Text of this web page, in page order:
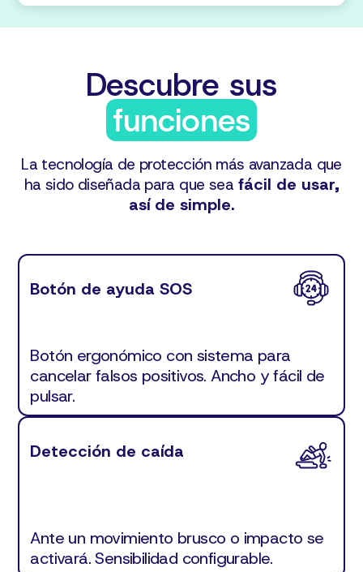
Descubre sus
funciones
La tecnología de protección más avanzada que
ha sido diseñada para que sea fácil de usar,
así de simple.
Botón de ayuda SOS
Botón ergonómico con sistema para
cancelar falsos positivos. Ancho y fácil de
pulsar.
Detección de caída
Ante un movimiento brusco o impacto se
activará. Sensibilidad configurable.